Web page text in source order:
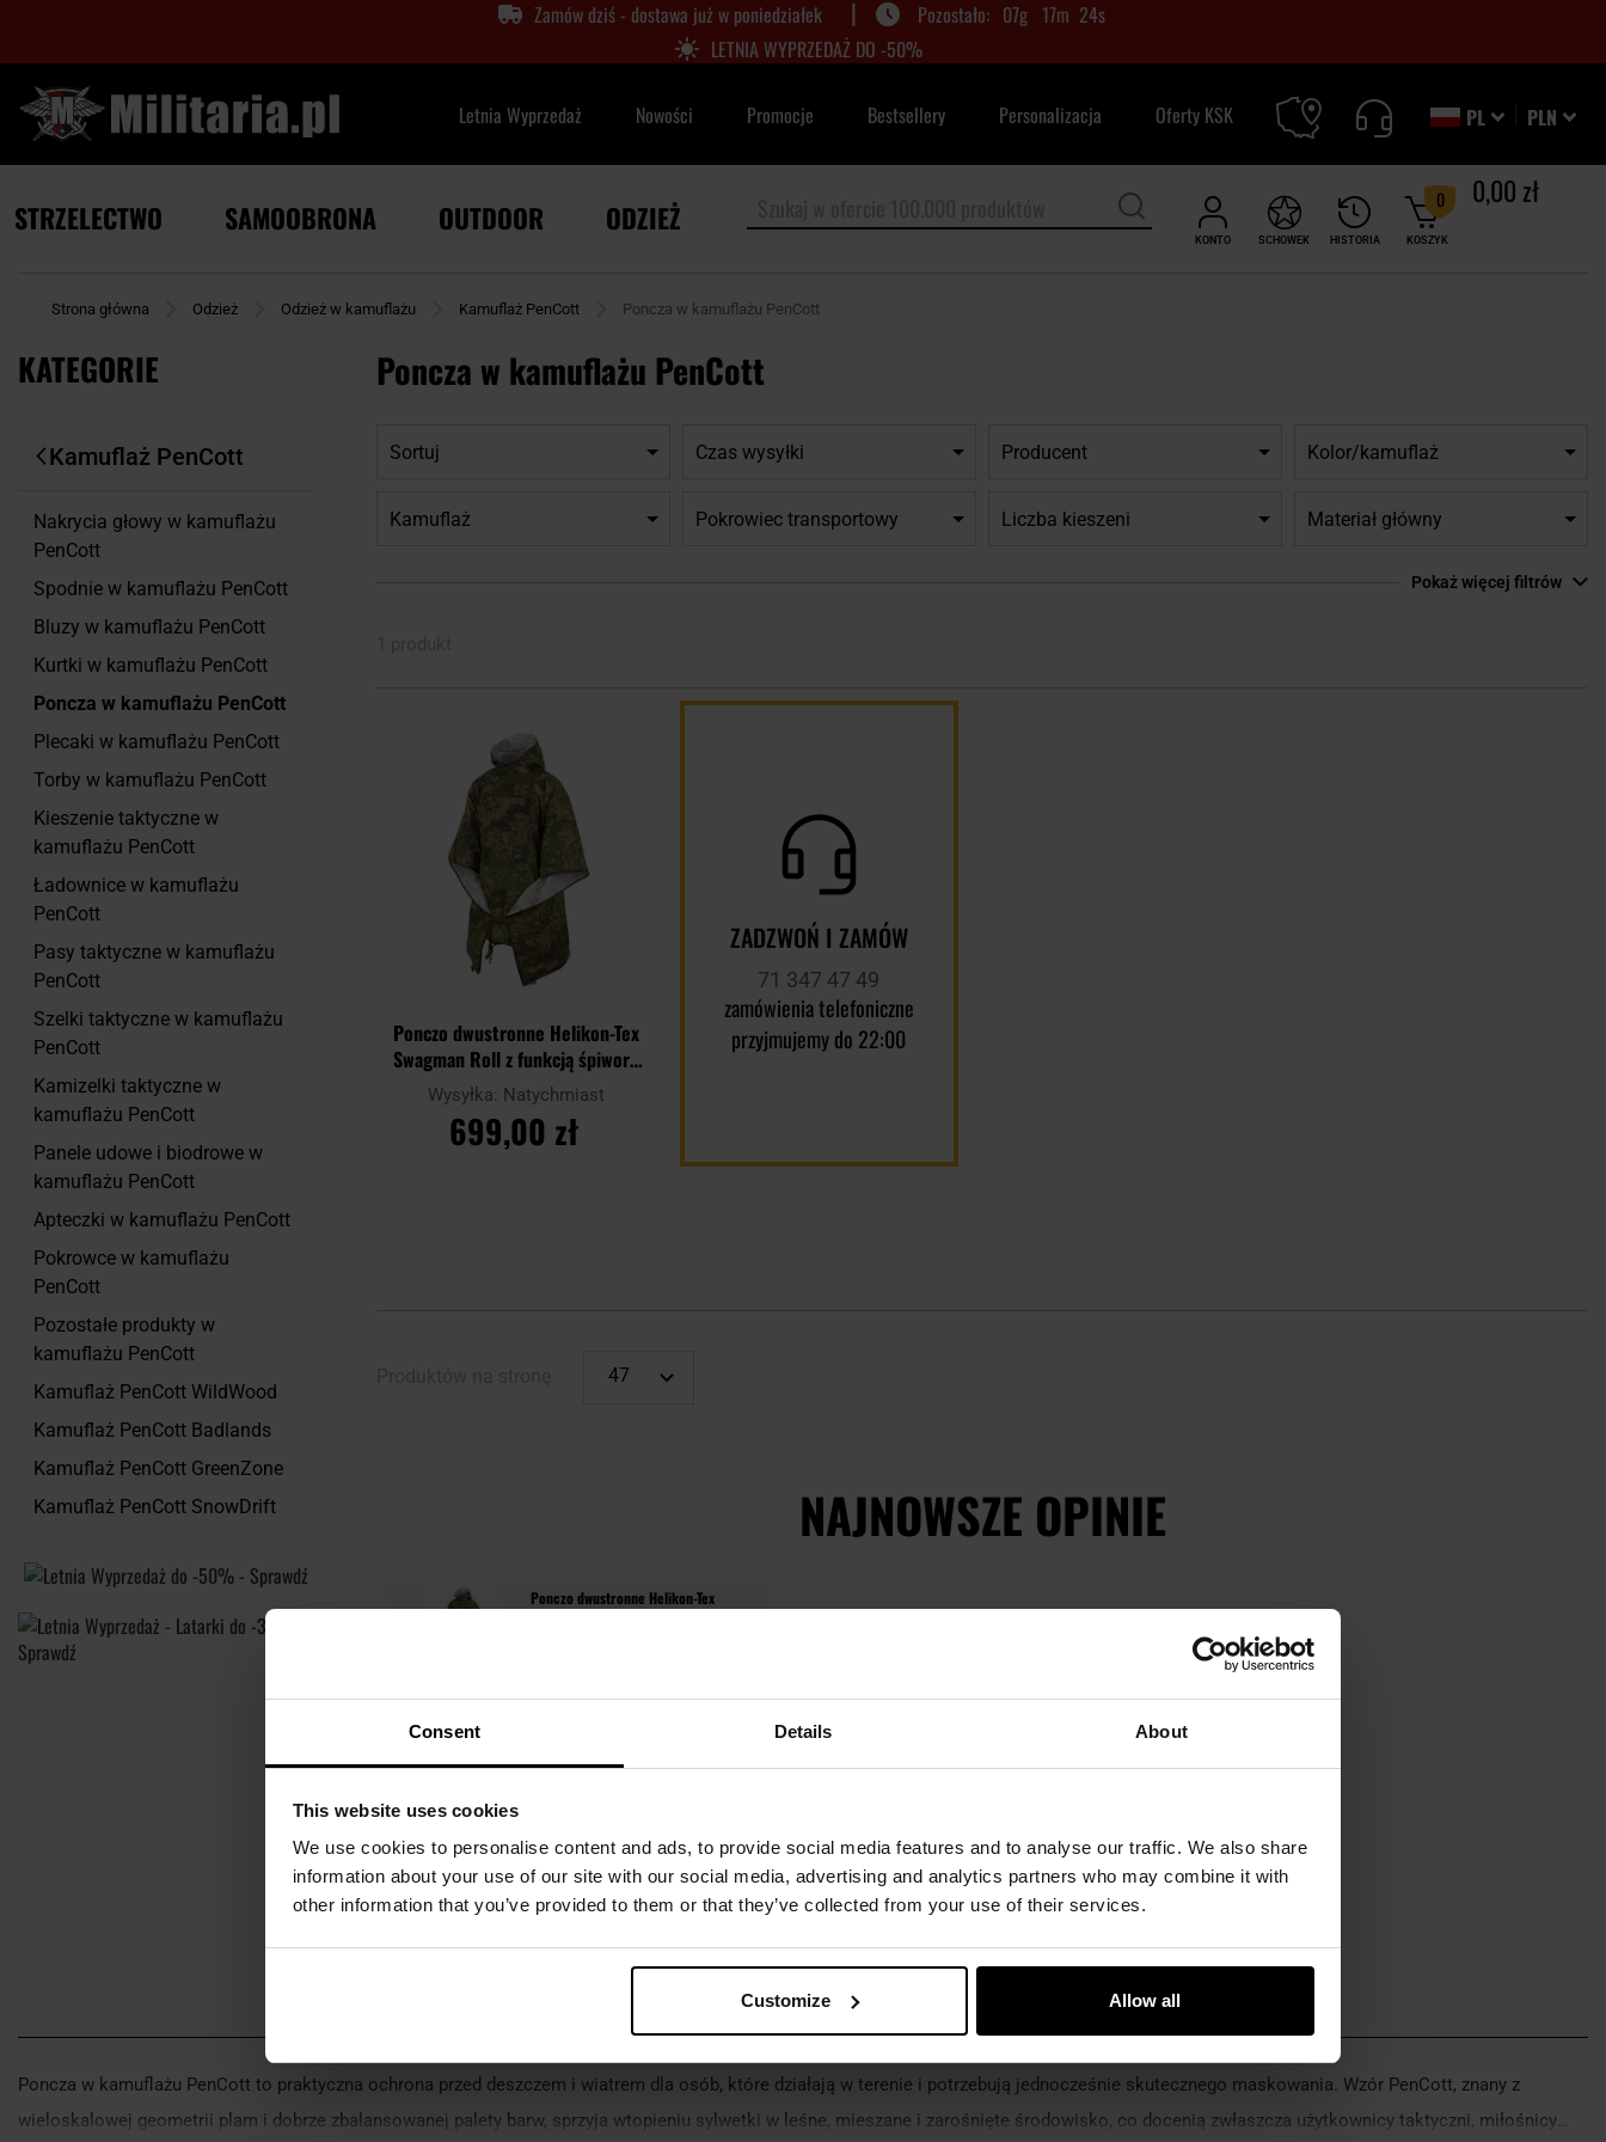
Consent Details About
This website uses cookies
We use cookies to personalise content and ads, to provide social media features and to analyse our traffic. We also share
information about your use of our site with our social media, advertising and analytics partners who may combine it with
other information that you’ve provided to them or that they’ve collected from your use of their services.
Customize Allow all
Zamów dziś - dostawa już w poniedziałek | 07g 17m 23s
LETNIA WYPRZEDAŻ DO -50%
PLN
PL
Letnia Wyprzedaż Nowości Promocje Bestsellery Personalizacja Oferty KSK
KONTO HISTORIA
SCHOWEK KOSZYK
0 0,00 zł
STRZELECTWO SAMOOBRONA OUTDOOR ODZIEŻ
Strona główna Odzież Odzież w kamuflażu Kamuflaż PenCott Poncza w kamuflażu PenCott
Poncza w kamuflażu PenCott
KATEGORIE
Kamuflaż PenCott
Nakrycia głowy w kamuflażu
PenCott
Spodnie w kamuflażu PenCott
Bluzy w kamuflażu PenCott
Kurtki w kamuflażu PenCott
Poncza w kamuflażu PenCott
Plecaki w kamuflażu PenCott
Torby w kamuflażu PenCott
Kieszenie taktyczne w
kamuflażu PenCott
Ładownice w kamuflażu
PenCott
Pasy taktyczne w kamuflażu
PenCott
Szelki taktyczne w kamuflażu
PenCott
Kamizelki taktyczne w
kamuflażu PenCott
Panele udowe i biodrowe w
kamuflażu PenCott
Apteczki w kamuflażu PenCott
Pokrowce w kamuflażu
PenCott
Pozostałe produkty w
kamuflażu PenCott
Kamuflaż PenCott WildWood
Kamuflaż PenCott Badlands
Kamuflaż PenCott GreenZone
Kamuflaż PenCott SnowDrift
Sortuj Czas wysyłki Producent Kolor/kamuflaż
Kamuflaż Pokrowiec transportowy Liczba kieszeni Materiał główny
Pokaż więcej filtrów
Ponczo dwustronne Helikon-Tex
Swagman Roll z funkcją śpiwora
- PenCott WildWood/PenCott
SnowDrift
Wysyłka: Natychmiast
699,00 zł
ZADZWOŃ I ZAMÓW
71 347 47 49
zamówienia telefoniczne
przyjmujemy do 22:00
NAJNOWSZE OPINIE
Ponczo dwustronne Helikon-Tex
Poncza w kamuflażu PenCott to praktyczna ochrona przed deszczem i wiatrem dla osób, które działają w terenie i potrzebują jednocześnie skutecznego maskowania. Wzór PenCott, znany z
wieloskalowej geometrii plam i dobrze zbalansowanej palety barw, sprzyja wtopieniu sylwetki w leśne, mieszane i zarośnięte środowisko, co docenią zwłaszcza użytkownicy taktyczni, miłośnicy